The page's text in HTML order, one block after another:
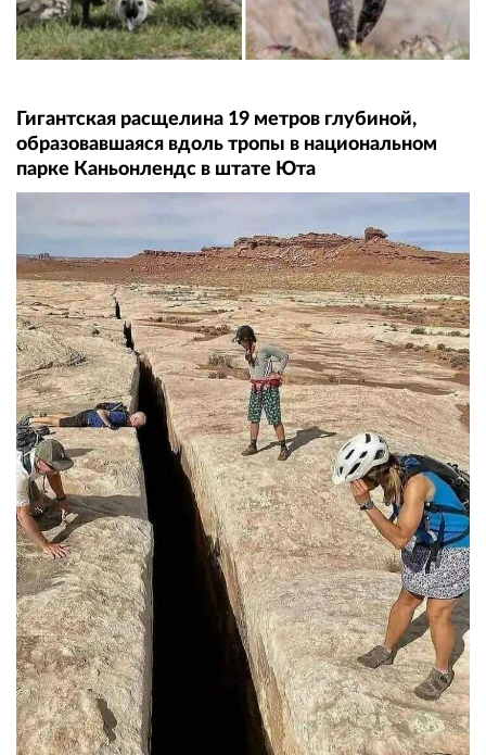
Гигантская расщелина 19 метров глубиной,
образовавшаяся вдоль тропы в национальном
парке Каньонлендс в штате Юта